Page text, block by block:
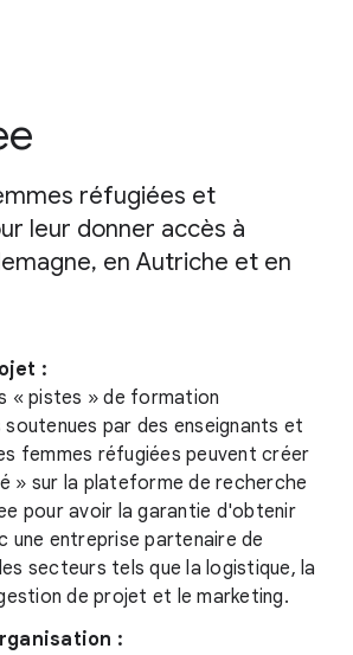
réfugiées et
leur donner accès à
en Autriche et en
:
« pistes » de formation
soutenues par des enseignants et
femmes réfugiées peuvent créer
» sur la plateforme de recherche
pour avoir la garantie d'obtenir
une entreprise partenaire de
secteurs tels que la logistique, la
de projet et le marketing.
: